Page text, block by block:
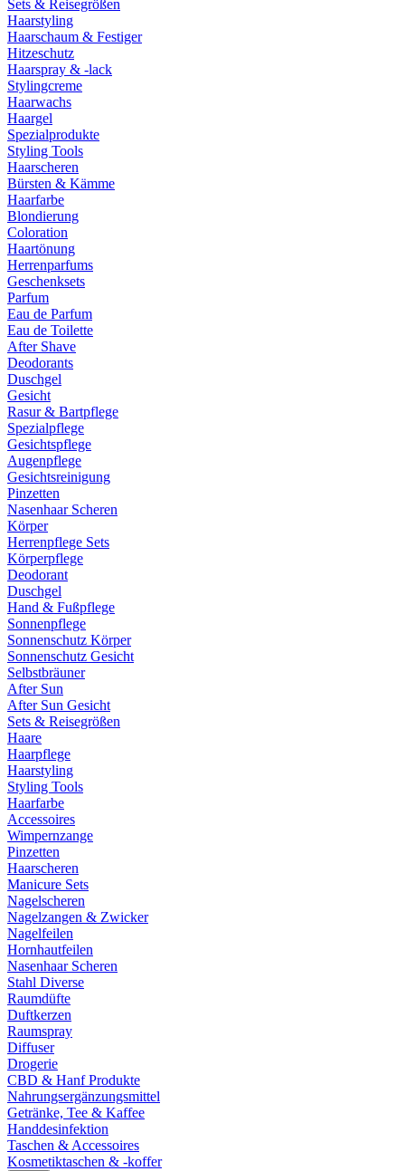
Sets & Reisegrößen
Haarstyling
Haarschaum & Festiger
Hitzeschutz
Haarspray & -lack
Stylingcreme
Haarwachs
Haargel
Spezialprodukte
Styling Tools
Haarscheren
Bürsten & Kämme
Haarfarbe
Blondierung
Coloration
Haartönung
Herrenparfums
Geschenksets
Parfum
Eau de Parfum
Eau de Toilette
After Shave
Deodorants
Duschgel
Gesicht
Rasur & Bartpflege
Spezialpflege
Gesichtspflege
Augenpflege
Gesichtsreinigung
Pinzetten
Nasenhaar Scheren
Körper
Herrenpflege Sets
Körperpflege
Deodorant
Duschgel
Hand & Fußpflege
Sonnenpflege
Sonnenschutz Körper
Sonnenschutz Gesicht
Selbstbräuner
After Sun
After Sun Gesicht
Sets & Reisegrößen
Haare
Haarpflege
Haarstyling
Styling Tools
Haarfarbe
Accessoires
Wimpernzange
Pinzetten
Haarscheren
Manicure Sets
Nagelscheren
Nagelzangen & Zwicker
Nagelfeilen
Hornhautfeilen
Nasenhaar Scheren
Stahl Diverse
Raumdüfte
Duftkerzen
Raumspray
Diffuser
Drogerie
CBD & Hanf Produkte
Nahrungsergänzungsmittel
Getränke, Tee & Kaffee
Handdesinfektion
Taschen & Accessoires
Kosmetiktaschen & -koffer